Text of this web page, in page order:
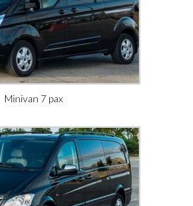
Minivan 7 pax